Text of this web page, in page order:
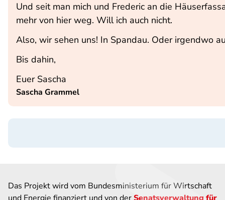
Und seit man mich und Frederic an die
mehr von hier weg. Will ich auch nicht.
Also, wir sehen uns! In Spandau. Oder irgendwo
Bis dahin,
Euer Sascha
Sascha Grammel
Das Projekt wird vom Bundesministerium für Wirtschaft